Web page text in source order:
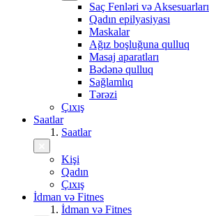
Saç Fenləri və Aksesuarları
Qadın epilyasiyası
Maskalar
Ağız boşluğuna qulluq
Masaj aparatları
Bədənə qulluq
Sağlamlıq
Tərəzi
Çıxış
Saatlar
Saatlar
Kişi
Qadın
Çıxış
İdman və Fitnes
İdman və Fitnes